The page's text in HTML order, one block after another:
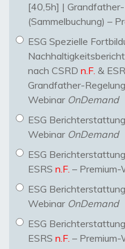
[40,5h] |
(Sammelbuchung) –
ESG Spezielle
nach CSRD n.F. &
Grandfather-
Webinar OnDemand
ESG
Webinar OnDemand
ESG
ESRS n.F. –
ESG
Webinar OnDemand
ESG
ESRS n.F. –